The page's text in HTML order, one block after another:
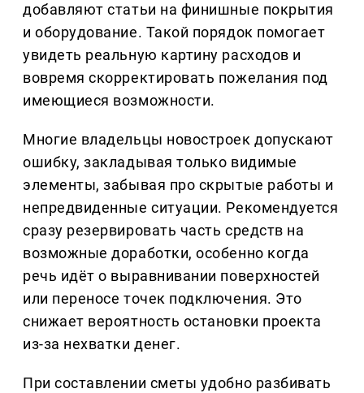
добавляют статьи на финишные покрытия
и оборудование. Такой порядок помогает
увидеть реальную картину расходов и
вовремя скорректировать пожелания под
имеющиеся возможности.
Многие владельцы новостроек допускают
ошибку, закладывая только видимые
элементы, забывая про скрытые работы и
непредвиденные ситуации. Рекомендуется
сразу резервировать часть средств на
возможные доработки, особенно когда
речь идёт о выравнивании поверхностей
или переносе точек подключения. Это
снижает вероятность остановки проекта
из-за нехватки денег.
При составлении сметы удобно разбивать